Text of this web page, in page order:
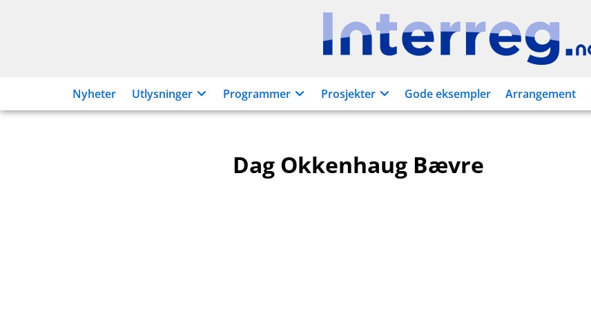
Interreg.no
Nyheter Utlysninger Programmer Prosjekter Gode eksempler Arrangement
Dag Okkenhaug Bævre